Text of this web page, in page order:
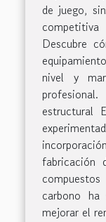
de juego,
Descubre
nivel y
estructural
fabricación
carbono
mejorar el